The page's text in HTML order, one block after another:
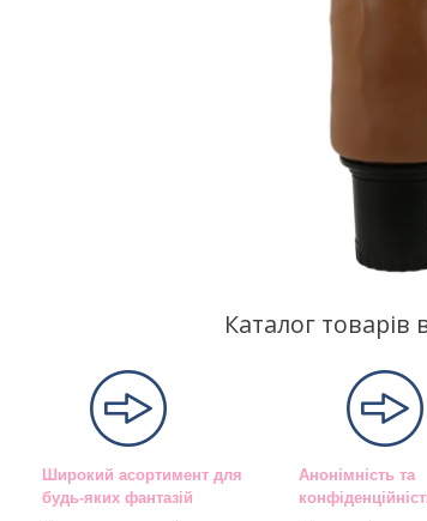
Каталог
Широкий асортимент для
будь-яких фантазій
Анонімність та